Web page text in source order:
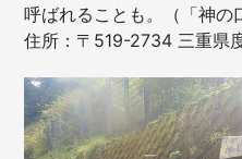
呼ばれることも。（「神の
住所：〒519-2734 三重県